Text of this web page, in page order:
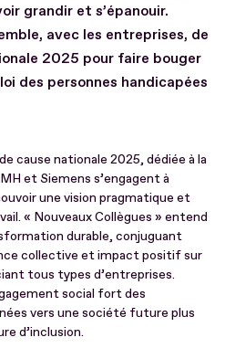
grandir et s’épanouir.
avec les entreprises, de
2025 pour faire bouger
des personnes handicapées
cause nationale 2025, dédiée à la
et Siemens s’engagent à
une vision pragmatique et
« Nouveaux Collègues » entend
durable, conjuguant
collective et impact positif sur
tous types d’entreprises.
social fort des
vers une société future plus
d’inclusion.